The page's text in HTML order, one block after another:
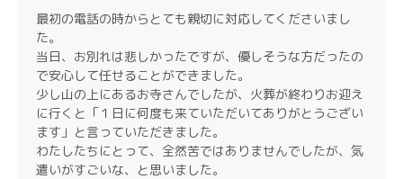
最初の電話の時からとても親切に対応してくださいまし
た。
当日、お別れは悲しかったですが、優しそうな方だったの
で安心して任せることができました。
少し山の上にあるお寺さんでしたが、火葬が終わりお迎え
に行くと「１日に何度も来ていただいてありがとうござい
ます」と言っていただきました。
わたしたちにとって、全然苦ではありませんでしたが、気
遣いがすごいな、と思いました。